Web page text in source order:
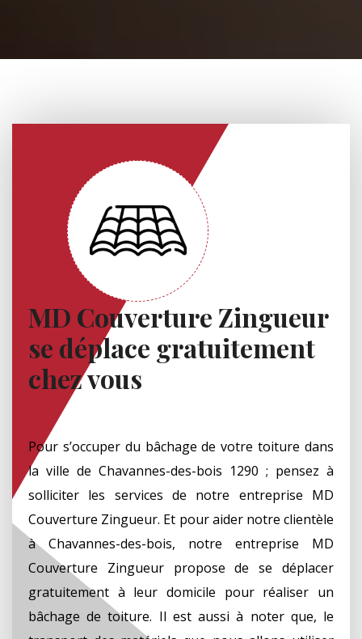
MD Couverture Zingueur
se déplace gratuitement
chez vous
Pour s’occuper du bâchage de votre toiture dans
la ville de Chavannes-des-bois 1290 ; pensez à
solliciter les services de notre entreprise MD
Couverture Zingueur. Et pour aider notre clientèle
à Chavannes-des-bois, notre entreprise MD
Couverture Zingueur propose de se déplacer
gratuitement à leur domicile pour réaliser un
bâchage de toiture. Il est aussi à noter que, le